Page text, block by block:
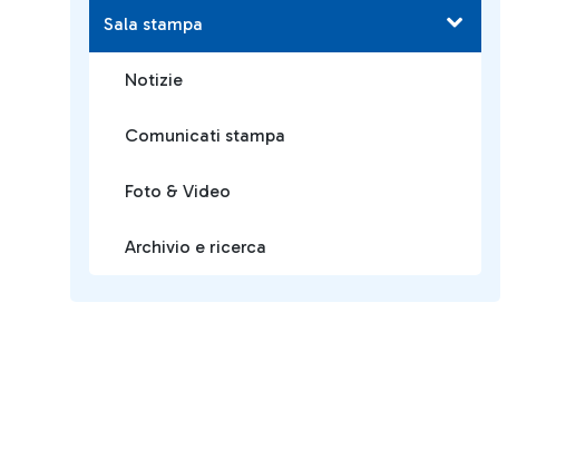
Sala stampa
Notizie
Comunicati stampa
Foto & Video
Archivio e ricerca